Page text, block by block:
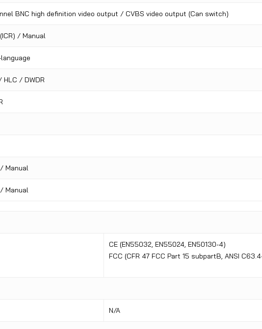
BNC high definition video output / CVBS video output (Can switch)
/ Manual
HLC / DWDR
Manual
Manual
CE (EN55032, EN55024, EN50130-4)
FCC (CFR 47 FCC Part 15 subpartB, ANSI
N/A